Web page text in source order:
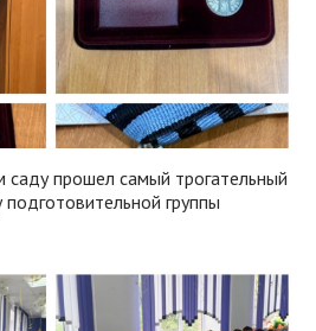
прошел самый трогательный
группы